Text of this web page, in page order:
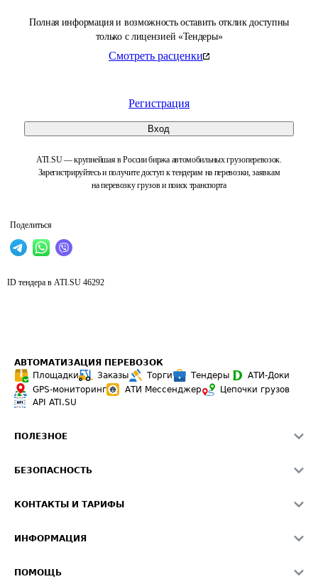
Полная информация и возможность оставить отклик доступны
только с лицензией «Тендеры»
Смотреть расценки
Регистрация
Вход
ATI.SU — крупнейшая в России биржа автомобильных грузоперевозок.
Зарегистрируйтесь и получите доступ к тендерам на перевозки, заявкам
на перевозку грузов и поиск транспорта
Поделиться
ID тендера в ATI.SU 46292
АВТОМАТИЗАЦИЯ ПЕРЕВОЗОК
Площадки
Заказы Торги Тендеры
АТИ-Доки
GPS-мониторинг
АТИ Мессенджер
Цепочки грузов
API ATI.SU
ПОЛЕЗНОЕ
Звезды ATI.SU на вашем сайте
Средние ставки
БЕЗОПАСНОСТЬ
Светофор+
О формировании Паспорта
КОНТАКТЫ И ТАРИФЫ
Реклама на сайте
ИНФОРМАЦИЯ
ПОМОЩЬ